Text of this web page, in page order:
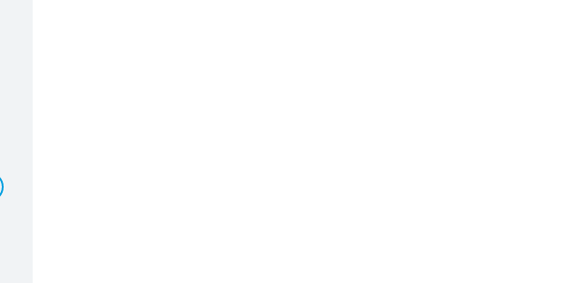
underhållsplanering som jag kommer bära med mig